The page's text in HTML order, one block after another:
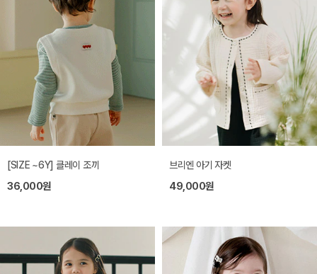
[SIZE ~6Y] 클레이 조끼
36,000원
브리엔 아기 자켓
49,000원